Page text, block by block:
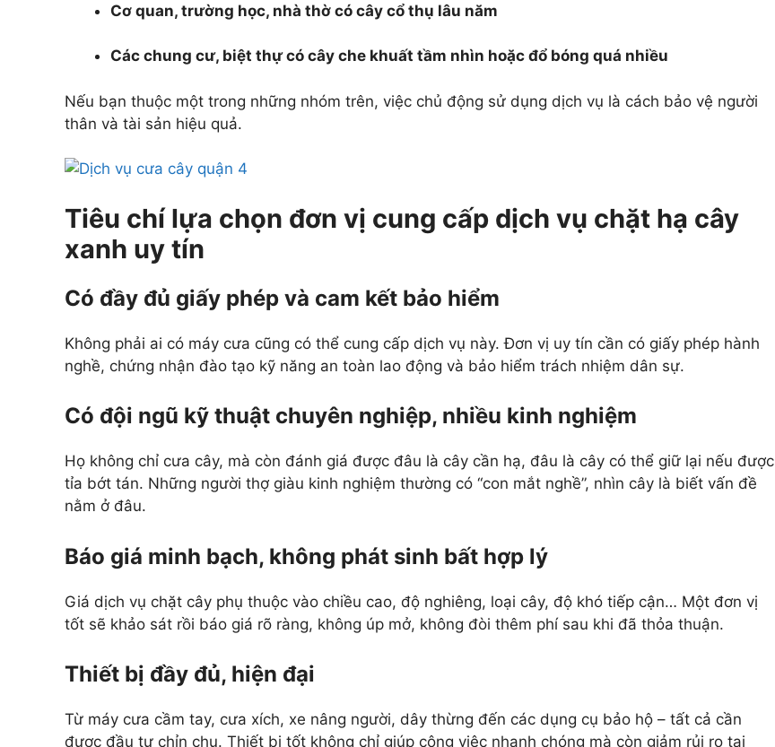
Cơ quan, trường học, nhà thờ có cây cổ thụ lâu năm
Các chung cư, biệt thự có cây che khuất tầm nhìn hoặc đổ bóng quá nhiều
Nếu bạn thuộc một trong những nhóm trên, việc chủ động sử dụng dịch vụ là cách bảo vệ người
thân và tài sản hiệu quả.
Tiêu chí lựa chọn đơn vị cung cấp dịch vụ chặt hạ cây
xanh uy tín
Có đầy đủ giấy phép và cam kết bảo hiểm
Không phải ai có máy cưa cũng có thể cung cấp dịch vụ này. Đơn vị uy tín cần có giấy phép hành
nghề, chứng nhận đào tạo kỹ năng an toàn lao động và bảo hiểm trách nhiệm dân sự.
Có đội ngũ kỹ thuật chuyên nghiệp, nhiều kinh nghiệm
Họ không chỉ cưa cây, mà còn đánh giá được đâu là cây cần hạ, đâu là cây có thể giữ lại nếu được
tỉa bớt tán. Những người thợ giàu kinh nghiệm thường có “con mắt nghề”, nhìn cây là biết vấn đề
nằm ở đâu.
Báo giá minh bạch, không phát sinh bất hợp lý
Giá dịch vụ chặt cây phụ thuộc vào chiều cao, độ nghiêng, loại cây, độ khó tiếp cận… Một đơn vị
tốt sẽ khảo sát rồi báo giá rõ ràng, không úp mở, không đòi thêm phí sau khi đã thỏa thuận.
Thiết bị đầy đủ, hiện đại
Từ máy cưa cầm tay, cưa xích, xe nâng người, dây thừng đến các dụng cụ bảo hộ – tất cả cần
được đầu tư chỉn chu. Thiết bị tốt không chỉ giúp công việc nhanh chóng mà còn giảm rủi ro tai